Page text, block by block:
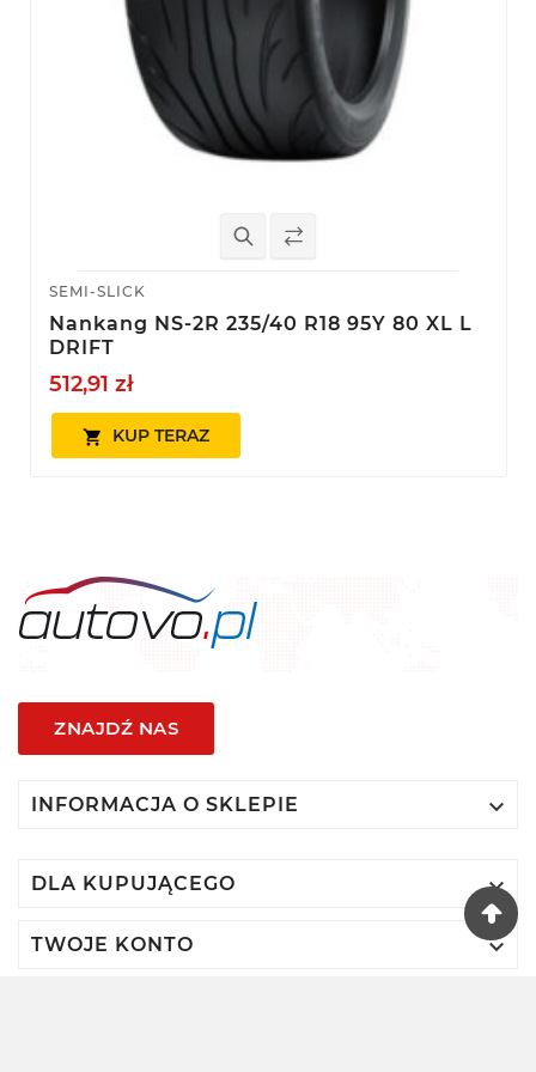
SEMI-SLICK
Nankang NS-2R 235/40 R18 95Y 80 XL L
DRIFT
512,91 zł
 KUP TERAZ
ZNAJDŹ NAS
INFORMACJA O SKLEPIE 
DLA KUPUJĄCEGO 
TWOJE KONTO 